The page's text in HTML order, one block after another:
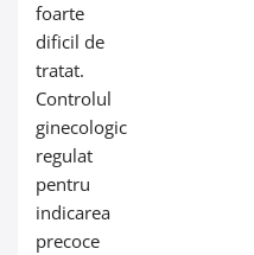
foarte
dificil de
tratat.
Controlul
ginecologic
regulat
pentru
indicarea
precoce